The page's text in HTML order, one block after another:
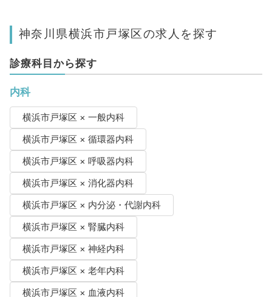
神奈川県横浜市戸塚区の求人を探す
診療科目から探す
内科
横浜市戸塚区 × 一般内科
横浜市戸塚区 × 循環器内科
横浜市戸塚区 × 呼吸器内科
横浜市戸塚区 × 消化器内科
横浜市戸塚区 × 内分泌・代謝内科
横浜市戸塚区 × 腎臓内科
横浜市戸塚区 × 神経内科
横浜市戸塚区 × 老年内科
横浜市戸塚区 × 血液内科